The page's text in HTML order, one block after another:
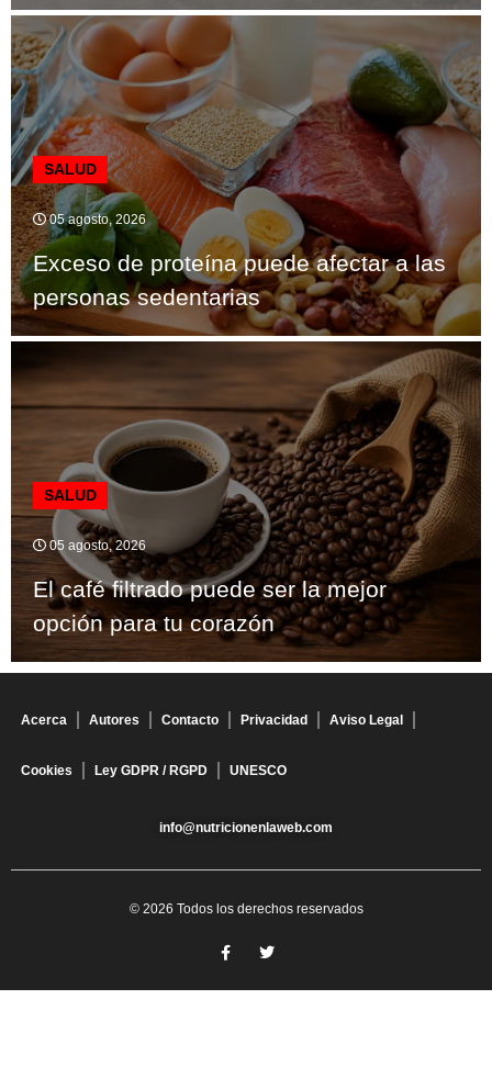
SALUD
05 agosto, 2026
Exceso de proteína puede afectar a las
personas sedentarias
SALUD
05 agosto, 2026
El café filtrado puede ser la mejor
opción para tu corazón
Acerca Autores Contacto Privacidad Aviso Legal
Cookies Ley GDPR / RGPD UNESCO
info@nutricionenlaweb.com
© 2026 Todos los derechos reservados